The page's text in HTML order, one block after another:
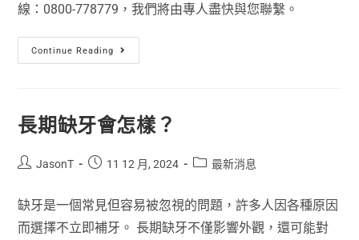
線：0800-778779，我們將由專人盡快與您聯繫。
Continue Reading
長期缺牙會怎樣？
JasonT 11 12 月, 2024 最新消息
缺牙是一個常見但容易被忽視的問題，許多人因各種原因
而選擇不立即補牙。 長期缺牙不僅影響外觀，還可能對